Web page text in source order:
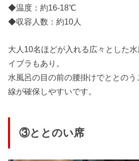
◆温度：約16-18℃
◆収容人数：約10人
大人10名ほどが入れる広々とした
イブラもあり。
水風呂の目の前の腰掛けでととの
線が確保しやすいです。
③ととのい席